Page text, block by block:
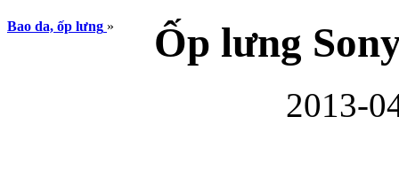
Bao da, ốp lưng » Ốp lưng
2013-